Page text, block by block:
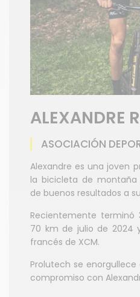
ALEXANDRE
ASOCIACIÓN
Alexandre es una joven
la bicicleta de
de buenos resultados a
Recientemente terminó
70 km de julio de 2024
francés de XCM.
Prolutech se
compromiso con